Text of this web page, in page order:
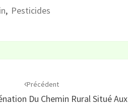
, Pesticides
Précédent
Du Chemin Rural Situé Aux